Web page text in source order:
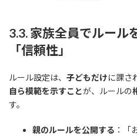
3.3. 家族全員でルール
「信頼性」
ルール設定は、 子どもだけに課さ
自ら模範を示すことが、ルールの
す。
親のルールを公開する ：「